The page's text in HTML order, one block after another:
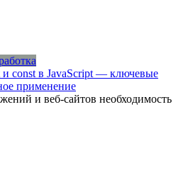
const в JavaScript — ключевые
применение
и веб-сайтов необходимость